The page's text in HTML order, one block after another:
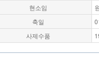
현소임
축일
사제수품